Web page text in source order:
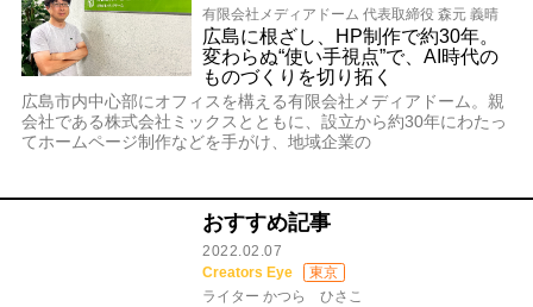
有限会社メディアドーム 代表取締役 森元 義晴
広島に根ざし、HP制作で約30年。
変わらぬ“使い手視点”で、AI時代の
ものづくりを切り拓く
広島市内中心部にオフィスを構える有限会社メディアドーム。親
会社である株式会社ミックスとともに、設立から約30年にわたっ
てホームページ制作などを手がけ、地域企業の
おすすめ記事
2022.02.07
Creators Eye
東京
ライター かつら ひさこ